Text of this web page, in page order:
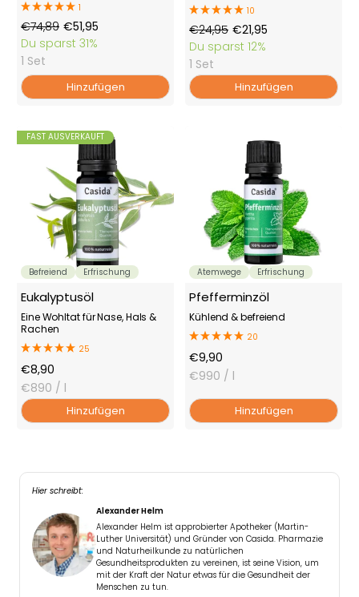
1
Angebotspreis
€51,95
Regulärer
Preis
€74,89
Du sparst 31%
1 Set
Hinzufügen
10
Angebotspreis
€21,95
Regulärer
Preis
€24,95
Du sparst 12%
1 Set
Hinzufügen
Befreiend Erfrischung
FAST AUSVERKAUFT
Eukalyptusöl
Eine Wohltat für Nase, Hals &
Rachen
25
Angebotspreis
€8,90
€890 / l
Hinzufügen
Atemwege Erfrischung
Pfefferminzöl
Kühlend & befreiend
20
Angebotspreis
€9,90
€990 / l
Hinzufügen